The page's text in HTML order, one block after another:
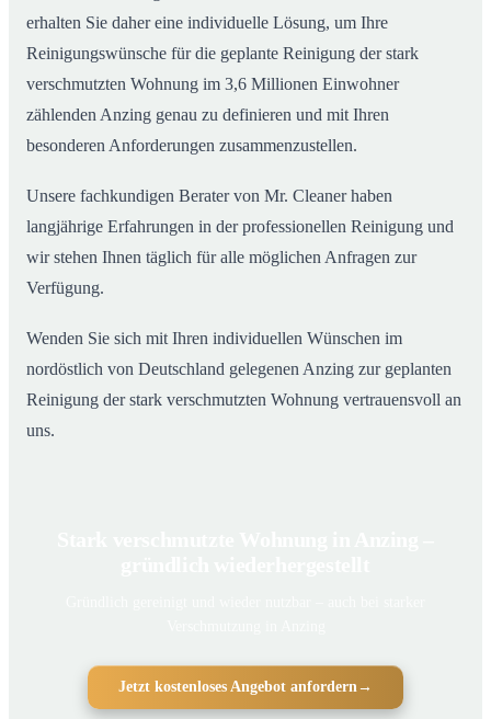
erhalten Sie daher eine individuelle Lösung, um Ihre
Reinigungswünsche für die geplante Reinigung der stark
verschmutzten Wohnung im 3,6 Millionen Einwohner
zählenden Anzing genau zu definieren und mit Ihren
besonderen Anforderungen zusammenzustellen.
Unsere fachkundigen Berater von Mr. Cleaner haben
langjährige Erfahrungen in der professionellen Reinigung und
wir stehen Ihnen täglich für alle möglichen Anfragen zur
Verfügung.
Wenden Sie sich mit Ihren individuellen Wünschen im
nordöstlich von Deutschland gelegenen Anzing zur geplanten
Reinigung der stark verschmutzten Wohnung vertrauensvoll an
uns.
Jetzt kostenloses Angebot anfordern→